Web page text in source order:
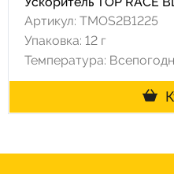
Артикул: TMOS2B1225
Упаковка: 12 г
Температура: